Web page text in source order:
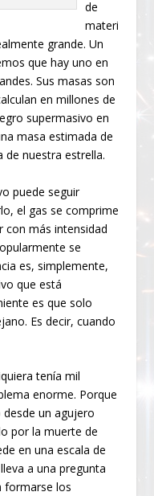
de
materi
grande. Un
que hay uno en
Sus masas son
en millones de
supermasivo en
masa estimada de
de nuestra estrella.
puede seguir
el gas se comprime
con más intensidad
se
es, simplemente,
que está
es que solo
Es decir, cuando
tenía mil
enorme. Porque
un agujero
por la muerte de
en una escala de
a una pregunta
formarse los